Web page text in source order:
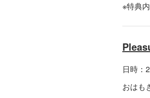
※特典
日時：
おはも